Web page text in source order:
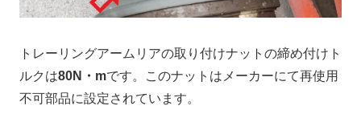
トレーリングアームリアの取り付けナットの締め付けト
ルクは80N・mです。このナットはメーカーにて再使用
不可部品に設定されています。